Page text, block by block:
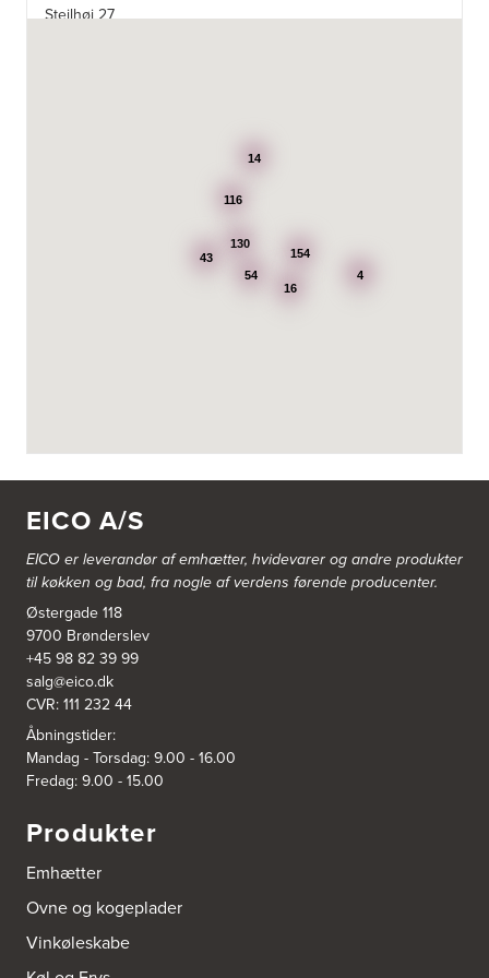
Stejlhøj 27
2635 Ishøj
https://www.power.dk/butik/power-ishoj/s-3830/
3831: Power Rødovre
Rødovre Centrum 90
2610 Rødovre
https://www.power.dk/butik/power-roedovre/s-3831/
3832: Power Slagelse
Japanvej 8
4200 Slagelse
Tel.:70338080
https://www.power.dk/butik/power-slagelse/s-3832/
3836: Power Frederikshavn
Grønlandsvej 22
9900 Frederikshavn
https://www.power.dk/butik/power-frederikshavn/s-3836/
3841: Power Haderslev
154
130
116
16
43
54
4
14
EICO A/S
EICO er leverandør af emhætter, hvidevarer ogandre produkter
til køkken og bad, fra nogle af verdens førende producenter.
Østergade 118
9700 Brønderslev
+45 98 82 39 99
salg@eico.dk
CVR: 111 232 44
Åbningstider:
Mandag - Torsdag: 9.00 - 16.00
Fredag: 9.00 - 15.00
Produkter
Emhætter
Ovne og kogeplader
Vinkøleskabe